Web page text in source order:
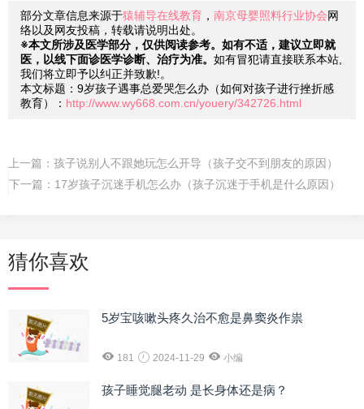
部分文章信息来源于猿辅导在线教育 ， 南京母婴照料行业协会网
络以及网友投稿，转载请说明出处。
※本文所涉及医学部分，仅供阅读参考。如有不适，建议立即就
医，以线下面诊医学诊断、治疗为准。 如有冒犯请直接联系本站,
我们将立即予以纠正并致歉!。
本文标题：9岁孩子遇事总爱哭怎么办（如何对孩子进行挫折感
教育）： http://www.wy668.com.cn/youery/342726.html
上一篇： 孩子说别人不跟她玩怎么开导（孩子交不到朋友的原因）
下一篇： 17岁孩子沉迷手机怎么办（孩子沉迷于手机是什么原因）
猜你喜欢
5岁宝咳嗽头疼久治不愈是鼻窦炎作祟
181 2024-11-29 小编
孩子睡觉腿老动 是长身体还是病？